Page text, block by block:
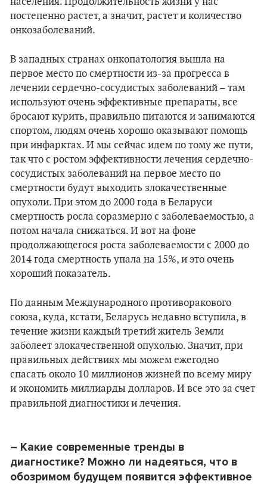
постепенно растет, а значит, растет и количество
онкозаболеваний.
В западных странах онкопатология вышла на
первое место по смертности из-за прогресса в
лечении сердечно-сосудистых заболеваний – там
используют очень эффективные препараты, все
бросают курить, правильно питаются и занимаются
спортом, людям очень хорошо оказывают помощь
при инфарктах. И мы сейчас идем по тому же пути,
так что с ростом эффективности лечения сердечно-
сосудистых заболеваний на первое место по
смертности будут выходить злокачественные
опухоли. При этом до 2000 года в Беларуси
смертность росла соразмерно с заболеваемостью, а
потом начала снижаться. И вот на фоне
продолжающегося роста заболеваемости с 2000 до
2014 года смертность упала на 15%, и это очень
хороший показатель.
По данным Международного противоракового
союза, куда, кстати, Беларусь недавно вступила, в
течение жизни каждый третий житель Земли
заболеет злокачественной опухолью. Значит, при
правильных действиях мы можем ежегодно
спасать около 10 миллионов жизней по всему миру
и экономить миллиарды долларов. И все это за счет
правильной диагностики и лечения.
– Какие современные тренды в
диагностике? Можно ли надеяться, что в
обозримом будущем появится эффективное